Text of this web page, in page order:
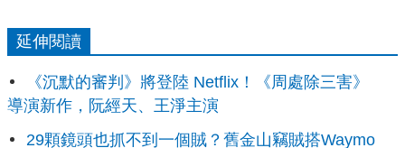
延伸閱讀
《沉默的審判》將登陸 Netflix！《周處除三害》
導演新作，阮經天、王淨主演
29顆鏡頭也抓不到一個賊？舊金山竊賊搭Waymo